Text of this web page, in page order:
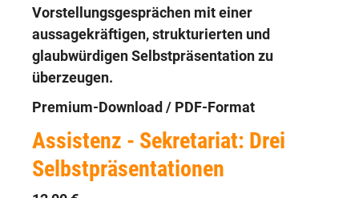
Vorstellungsgesprächen mit einer
aussagekräftigen, strukturierten und
glaubwürdigen Selbstpräsentation zu
überzeugen.
Premium-Download / PDF-Format
Assistenz - Sekretariat: Drei
Selbstpräsentationen